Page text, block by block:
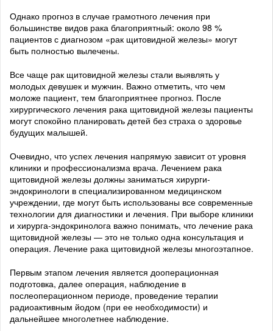
Однако прогноз в случае грамотного лечения при
большинстве видов рака благоприятный: около 98 %
пациентов с диагнозом «рак щитовидной железы» могут
быть полностью вылечены.
Все чаще рак щитовидной железы стали выявлять у
молодых девушек и мужчин. Важно отметить, что чем
моложе пациент, тем благоприятнее прогноз. После
хирургического лечения рака щитовидной железы пациенты
могут спокойно планировать детей без страха о здоровье
будущих малышей.
Очевидно, что успех лечения напрямую зависит от уровня
клиники и профессионализма врача. Лечением рака
щитовидной железы должны заниматься хирурги-
эндокринологи в специализированном медицинском
учреждении, где могут быть использованы все современные
технологии для диагностики и лечения. При выборе клиники
и хирурга-эндокринолога важно понимать, что лечение рака
щитовидной железы — это не только одна консультация и
операция. Лечение рака щитовидной железы многоэтапное.
Первым этапом лечения является дооперационная
подготовка, далее операция, наблюдение в
послеоперационном периоде, проведение терапии
радиоактивным йодом (при ее необходимости) и
дальнейшее многолетнее наблюдение.